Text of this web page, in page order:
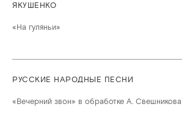
ЯКУШЕНКО
«На гуляньи»
РУССКИЕ НАРОДНЫЕ ПЕСНИ
«Вечерний звон» в обработке А. Свешникова